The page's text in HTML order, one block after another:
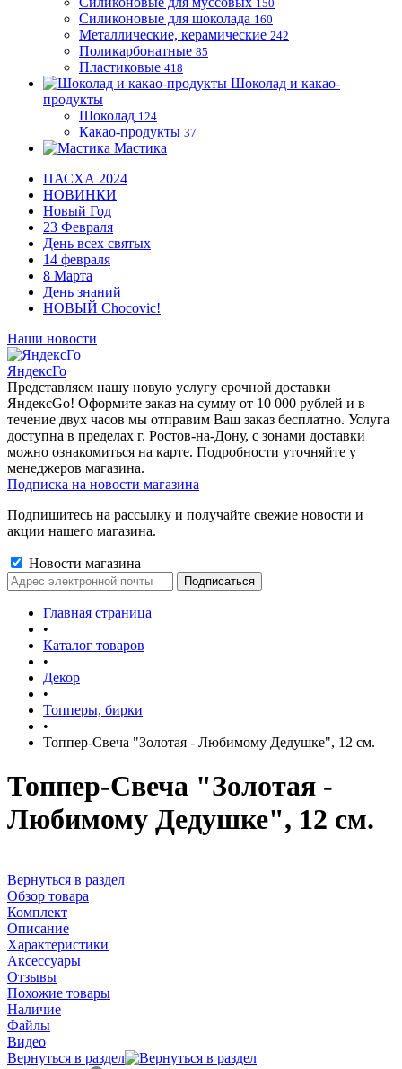
150
Силиконовые для шоколада 160
Металлические, керамические 242
Поликарбонатные 85
Пластиковые 418
Шоколад и какао-
продукты
Шоколад 124
Какао-продукты 37
Мастика
ПАСХА 2024
НОВИНКИ
Новый Год
23 Февраля
День всех святых
14 февраля
8 Марта
День знаний
НОВЫЙ Chocovic!
Наши новости
ЯндексГо
Представляем нашу новую услугу срочной доставки
ЯндексGo! Оформите заказ на сумму от 10 000 рублей и в
течение двух часов мы отправим Ваш заказ бесплатно. Услуга
доступна в пределах г. Ростов-на-Дону, с зонами доставки
можно ознакомиться на карте. Подробности уточняйте у
менеджеров магазина.
Подписка на новости магазина
Подпишитесь на рассылку и получайте свежие новости и
акции нашего магазина.
Новости магазина
Главная страница
•
Каталог товаров
•
Декор
•
Топперы, бирки
•
Топпер-Свеча "Золотая - Любимому Дедушке", 12 см.
Топпер-Свеча "Золотая -
Любимому Дедушке", 12 см.
Вернуться в раздел
Обзор товара
Комплект
Описание
Характеристики
Аксессуары
Отзывы
Похожие товары
Наличие
Файлы
Видео
Вернуться в раздел